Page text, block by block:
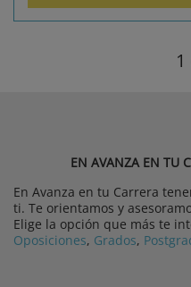
1
EN AVANZA EN TU
En Avanza en tu Carrera
ti. Te orientamos y
Elige la opción que más te
Oposiciones, Grados,